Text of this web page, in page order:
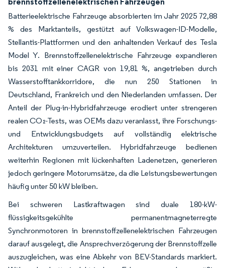
Batterieelektrische Fahrzeuge absorbierten im Jahr 2025 72,88
% des Marktanteils, gestützt auf Volkswagen-ID-Modelle,
Stellantis-Plattformen und den anhaltenden Verkauf des Tesla
Model Y. Brennstoffzellenelektrische Fahrzeuge expandieren
bis 2031 mit einer CAGR von 19,81 %, angetrieben durch
Wasserstofftankkorridore, die nun 250 Stationen in
Deutschland, Frankreich und den Niederlanden umfassen. Der
Anteil der Plug-in-Hybridfahrzeuge erodiert unter strengeren
realen CO₂-Tests, was OEMs dazu veranlasst, ihre Forschungs-
und Entwicklungsbudgets auf vollständig elektrische
Architekturen umzuverteilen. Hybridfahrzeuge bedienen
weiterhin Regionen mit lückenhaften Ladenetzen, generieren
jedoch geringere Motorumsätze, da die Leistungsbewertungen
häufig unter 50 kW bleiben.
Bei schweren Lastkraftwagen sind duale 180-kW-
flüssigkeitsgekühlte permanentmagneterregte
Synchronmotoren in brennstoffzellenelektrischen Fahrzeugen
darauf ausgelegt, die Ansprechverzögerung der Brennstoffzelle
auszugleichen, was eine Abkehr von BEV-Standards markiert.